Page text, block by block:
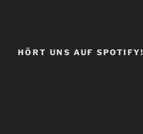
HÖRT UNS AUF SPOTIFY!